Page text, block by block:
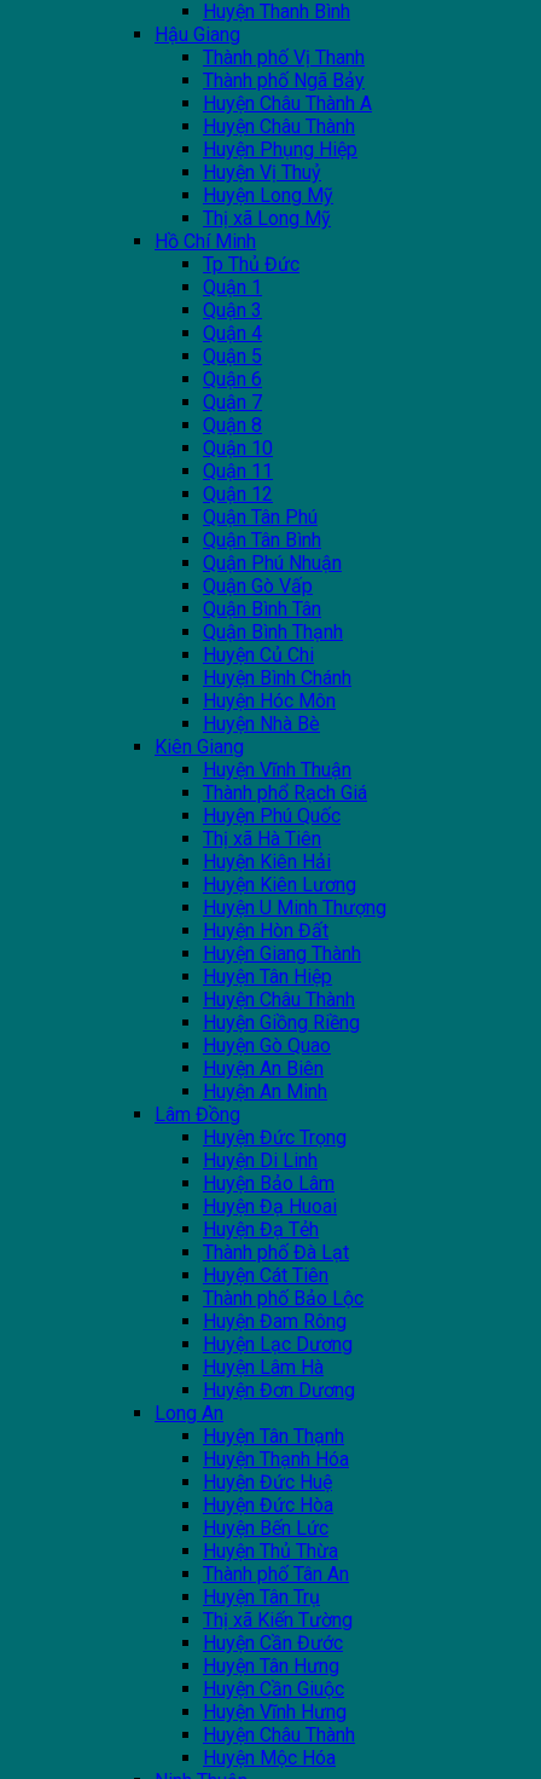
Huyện Thanh Bình
Hậu Giang
Thành phố Vị Thanh
Thành phố Ngã Bảy
Huyện Châu Thành A
Huyện Châu Thành
Huyện Phụng Hiệp
Huyện Vị Thuỷ
Huyện Long Mỹ
Thị xã Long Mỹ
Hồ Chí Minh
Tp Thủ Đức
Quận 1
Quận 3
Quận 4
Quận 5
Quận 6
Quận 7
Quận 8
Quận 10
Quận 11
Quận 12
Quận Tân Phú
Quận Tân Bình
Quận Phú Nhuận
Quận Gò Vấp
Quận Bình Tân
Quận Bình Thạnh
Huyện Củ Chi
Huyện Bình Chánh
Huyện Hóc Môn
Huyện Nhà Bè
Kiên Giang
Huyện Vĩnh Thuận
Thành phổ Rạch Giá
Huyện Phú Quốc
Thị xã Hà Tiên
Huyện Kiên Hải
Huyện Kiên Lương
Huyện U Minh Thượng
Huyện Hòn Đất
Huyện Giang Thành
Huyện Tân Hiệp
Huyện Châu Thành
Huyện Giồng Riềng
Huyện Gò Quao
Huyện An Biên
Huyện An Minh
Lâm Đồng
Huyện Đức Trọng
Huyện Di Linh
Huyện Bảo Lâm
Huyện Đạ Huoai
Huyện Đạ Tẻh
Thành phố Đà Lạt
Huyện Cát Tiên
Thành phố Bảo Lộc
Huyện Đam Rông
Huyện Lạc Dương
Huyện Lâm Hà
Huyện Đơn Dương
Long An
Huyện Tân Thạnh
Huyện Thạnh Hóa
Huyện Đức Huệ
Huyện Đức Hòa
Huyện Bến Lức
Huyện Thủ Thừa
Thành phố Tân An
Huyện Tân Trụ
Thị xã Kiến Tường
Huyện Cần Đước
Huyện Tân Hưng
Huyện Cần Giuộc
Huyện Vĩnh Hưng
Huyện Châu Thành
Huyện Mộc Hóa